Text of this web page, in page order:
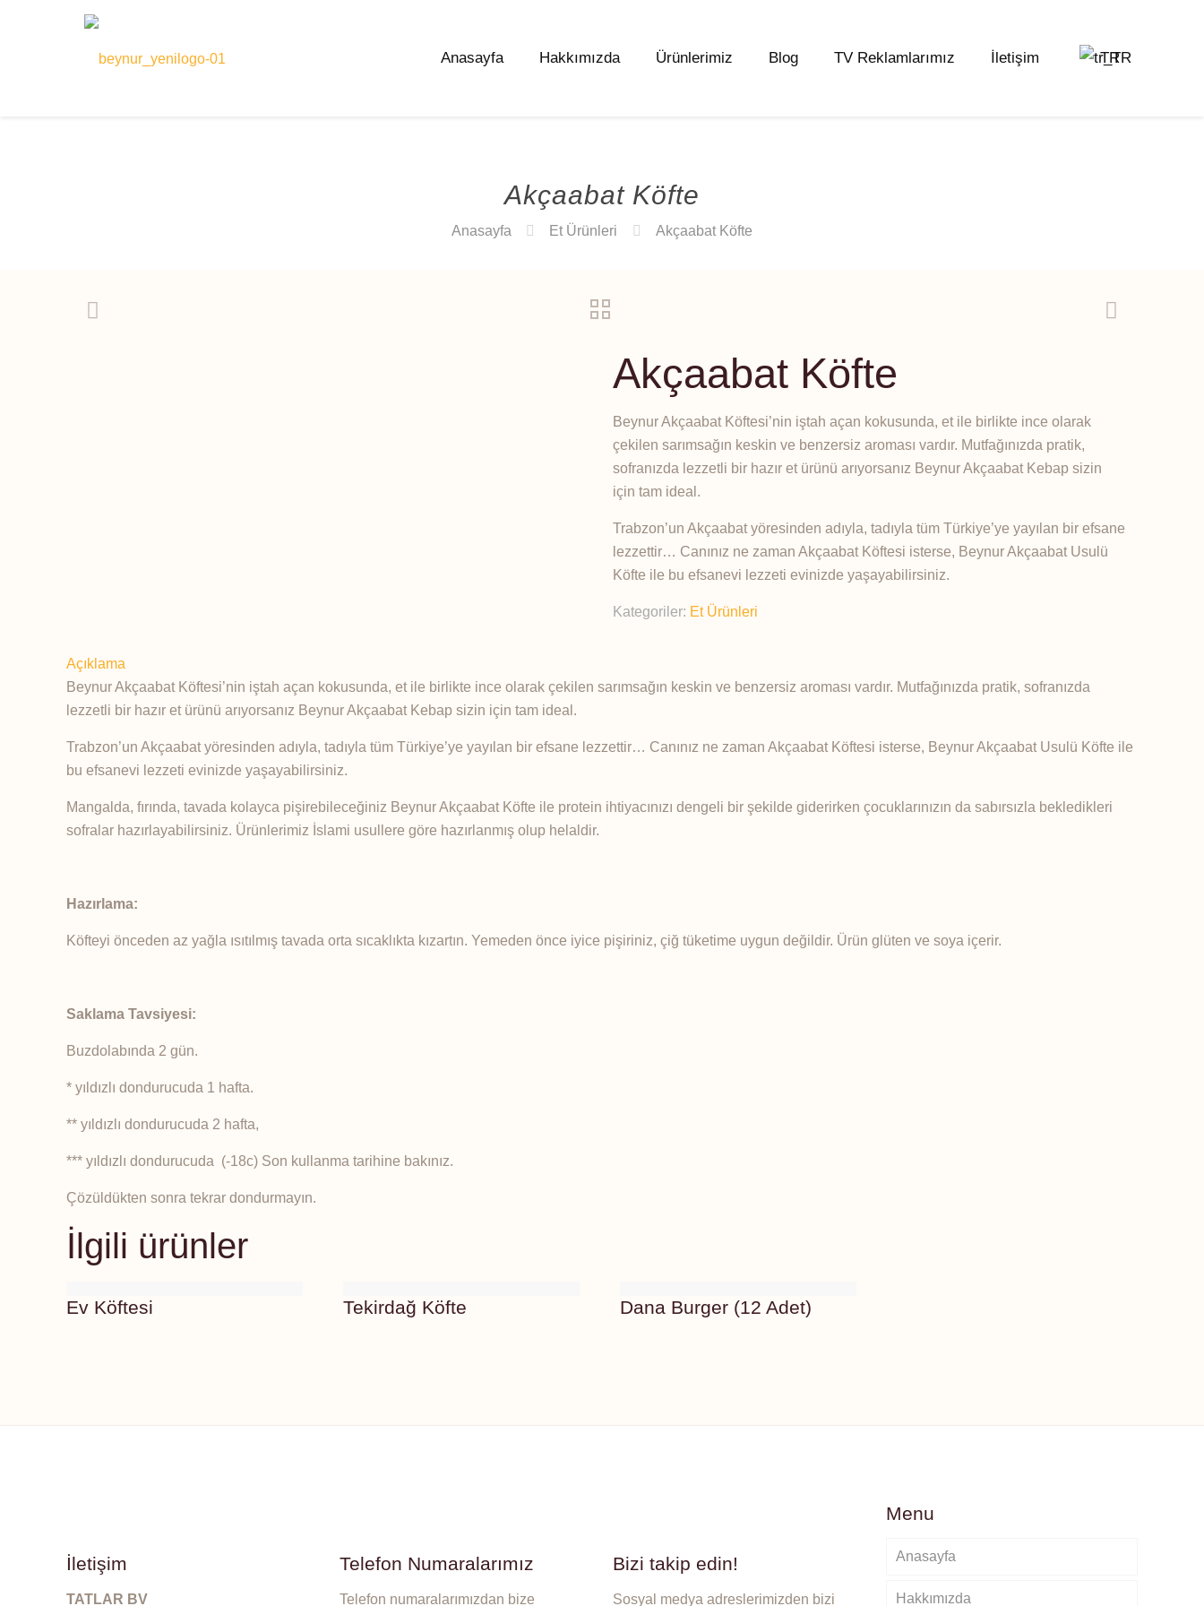
Anasayfa Hakkımızda Ürünlerimiz Blog TV Reklamlarımız İletişim TR
Akçaabat Köfte
Anasayfa Et Ürünleri Akçaabat Köfte
Akçaabat Köfte
Beynur Akçaabat Köftesi’nin iştah açan kokusunda, et ile birlikte ince olarak
çekilen sarımsağın keskin ve benzersiz aroması vardır. Mutfağınızda pratik,
sofranızda lezzetli bir hazır et ürünü arıyorsanız Beynur Akçaabat Kebap sizin
için tam ideal.
Trabzon’un Akçaabat yöresinden adıyla, tadıyla tüm Türkiye’ye yayılan bir efsane
lezzettir… Canınız ne zaman Akçaabat Köftesi isterse, Beynur Akçaabat Usulü
Köfte ile bu efsanevi lezzeti evinizde yaşayabilirsiniz.
Kategoriler: Et Ürünleri
Açıklama
Beynur Akçaabat Köftesi’nin iştah açan kokusunda, et ile birlikte ince olarak çekilen sarımsağın keskin ve benzersiz aroması vardır. Mutfağınızda pratik, sofranızda
lezzetli bir hazır et ürünü arıyorsanız Beynur Akçaabat Kebap sizin için tam ideal.
Trabzon’un Akçaabat yöresinden adıyla, tadıyla tüm Türkiye’ye yayılan bir efsane lezzettir… Canınız ne zaman Akçaabat Köftesi isterse, Beynur Akçaabat Usulü Köfte ile
bu efsanevi lezzeti evinizde yaşayabilirsiniz.
Mangalda, fırında, tavada kolayca pişirebileceğiniz Beynur Akçaabat Köfte ile protein ihtiyacınızı dengeli bir şekilde giderirken çocuklarınızın da sabırsızla bekledikleri
sofralar hazırlayabilirsiniz. Ürünlerimiz İslami usullere göre hazırlanmış olup helaldir.
Hazırlama:
Köfteyi önceden az yağla ısıtılmış tavada orta sıcaklıkta kızartın. Yemeden önce iyice pişiriniz, çiğ tüketime uygun değildir. Ürün glüten ve soya içerir.
Saklama Tavsiyesi:
Buzdolabında 2 gün.
* yıldızlı dondurucuda 1 hafta.
** yıldızlı dondurucuda 2 hafta,
*** yıldızlı dondurucuda (-18c) Son kullanma tarihine bakınız.
Çözüldükten sonra tekrar dondurmayın.
İlgili ürünler
Ev Köftesi Tekirdağ Köfte Dana Burger (12 Adet)
İletişim
TATLAR BV
Telefon Numaralarımız
Telefon numaralarımızdan bize
Bizi takip edin!
Sosyal medya adreslerimizden bizi
Menu
Anasayfa
Hakkımızda